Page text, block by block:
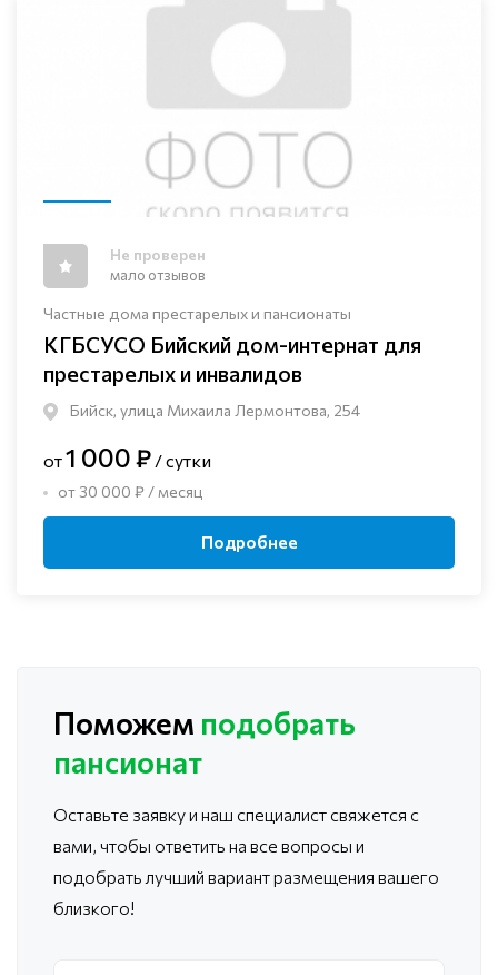
Частные дома престарелых и пансионаты
КГБСУСО Бийский дом-интернат для
престарелых и инвалидов
Бийск, улица Михаила Лермонтова, 254
Не проверен
мало отзывов
от1 000 ₽ / сутки
от 30 000 ₽ / месяц
Подробнее
Поможем подобрать
пансионат
Оставьте заявку и наш специалист свяжется с
вами, чтобы ответить на все вопросы и
подобрать лучший вариант размещения вашего
близкого!